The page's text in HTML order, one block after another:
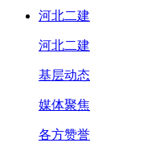
河北二建
河北二建
基层动态
媒体聚焦
各方赞誉